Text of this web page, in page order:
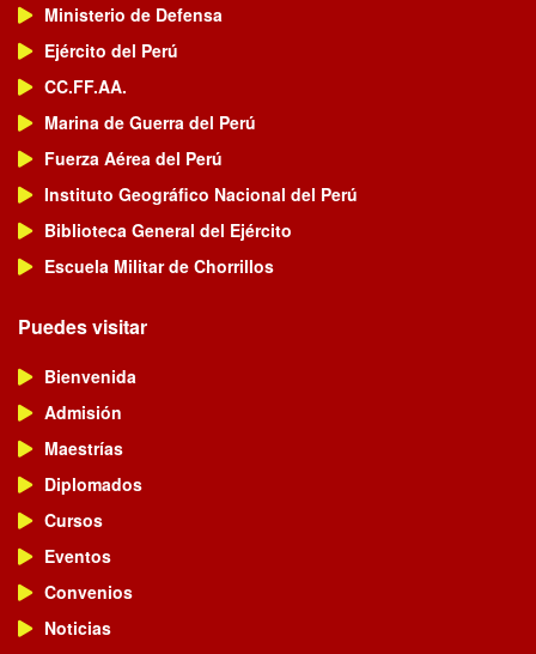
Ministerio de Defensa
Ejército del Perú
CC.FF.AA.
Marina de Guerra del Perú
Fuerza Aérea del Perú
Instituto Geográfico Nacional del Perú
Biblioteca General del Ejército
Escuela Militar de Chorrillos
Puedes visitar
Bienvenida
Admisión
Maestrías
Diplomados
Cursos
Eventos
Convenios
Noticias